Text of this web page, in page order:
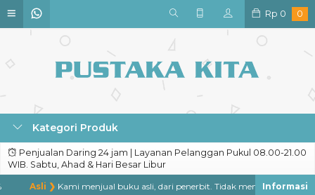
Rp 0 0
Kategori Produk
Penjualan Daring 24 jam | Layanan Pelanggan Pukul 08.00-21.00
WIB. Sabtu, Ahad & Hari Besar Libur
Asli ❯ Kami menjual buku asli, dari penerbit. Tidak menjual buku